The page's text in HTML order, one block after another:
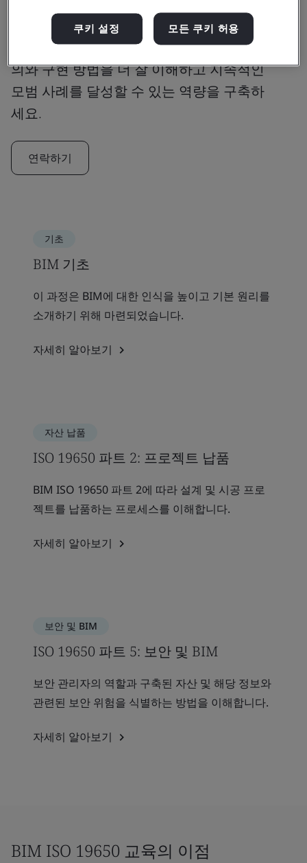
최고의 BIM 과정
BIM ISO 19650 교육 과정을 통해 BIM의 정
의와 구현 방법을 더 잘 이해하고 지속적인
모범 사례를 달성할 수 있는 역량을 구축하
세요.
연락하기
기초
BIM 기초
이 과정은 BIM에 대한 인식을 높이고 기본 원리를
소개하기 위해 마련되었습니다.
자세히 알아보기
자산 납품
ISO 19650 파트 2: 프로젝트 납품
BIM ISO 19650 파트 2에 따라 설계 및 시공 프로
젝트를 납품하는 프로세스를 이해합니다.
자세히 알아보기
보안 및 BIM
ISO 19650 파트 5: 보안 및 BIM
보안 관리자의 역할과 구축된 자산 및 해당 정보와
관련된 보안 위험을 식별하는 방법을 이해합니다.
자세히 알아보기
BIM ISO 19650 교육의 이점
쿠키 설정 모든 쿠키 허용